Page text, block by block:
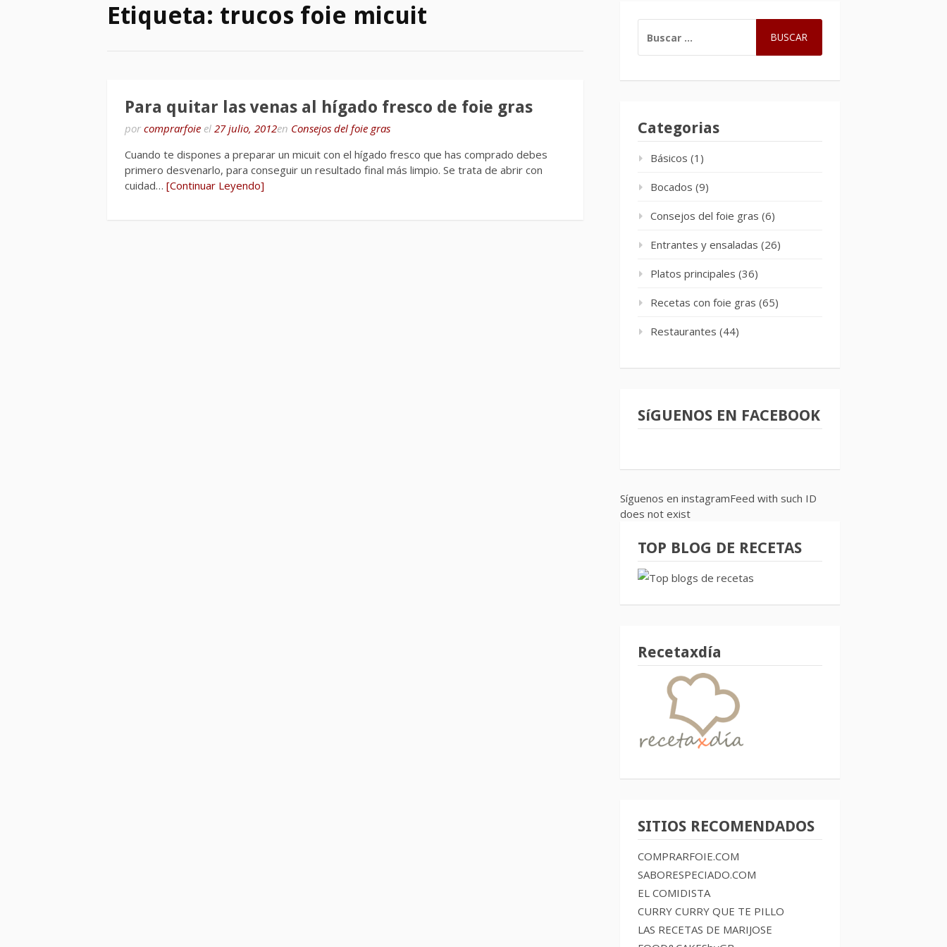
Etiqueta: trucos foie micuit
Para quitar las venas al hígado fresco de foie gras
por comprarfoie el 27 julio, 2012en Consejos del foie gras
Cuando te dispones a preparar un micuit con el hígado fresco que has comprado debes
primero desvenarlo, para conseguir un resultado final más limpio. Se trata de abrir con
cuidad… [Continuar Leyendo]
Categorias
Básicos (1)
Bocados (9)
Consejos del foie gras (6)
Entrantes y ensaladas (26)
Platos principales (36)
Recetas con foie gras (65)
Restaurantes (44)
SíGUENOS EN FACEBOOK
Síguenos en instagramFeed with such ID
does not exist
TOP BLOG DE RECETAS
Recetaxdía
SITIOS RECOMENDADOS
COMPRARFOIE.COM
SABORESPECIADO.COM
EL COMIDISTA
CURRY CURRY QUE TE PILLO
LAS RECETAS DE MARIJOSE